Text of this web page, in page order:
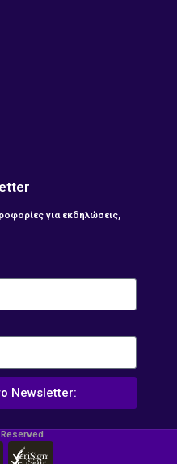
για εκδηλώσεις,
Newsletter: